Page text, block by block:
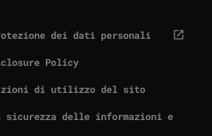
dei dati personali
Policy
di utilizzo del sito
delle informazioni e